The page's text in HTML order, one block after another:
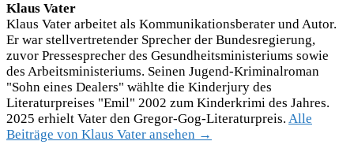
Klaus Vater
Klaus Vater arbeitet als Kommunikationsberater und Autor.
Er war stellvertretender Sprecher der Bundesregierung,
zuvor Pressesprecher des Gesundheitsministeriums sowie
des Arbeitsministeriums. Seinen Jugend-Kriminalroman
"Sohn eines Dealers" wählte die Kinderjury des
Literaturpreises "Emil" 2002 zum Kinderkrimi des Jahres.
2025 erhielt Vater den Gregor-Gog-Literaturpreis. Alle
Beiträge von Klaus Vater ansehen →